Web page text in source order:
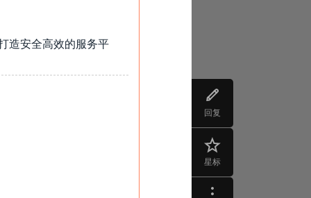
回复
星标
造安全高效的服务平